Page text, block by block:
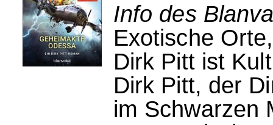
Info des
Exotische
Dirk Pitt ist
Dirk Pitt, der
im Schwarzen